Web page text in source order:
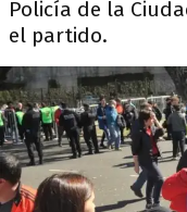
Policía de la
el partido.